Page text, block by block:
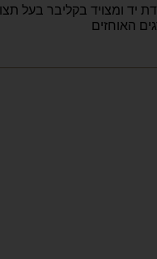
יד ומצויד בקליבר בעל
האוחזים